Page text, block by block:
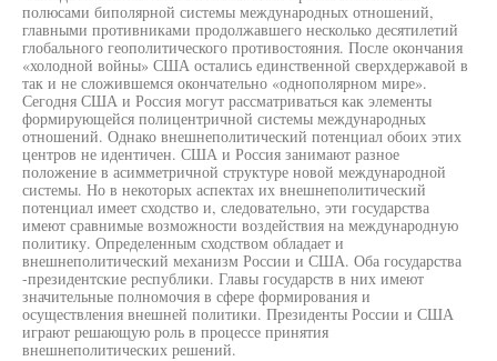
полюсами биполярной системы международных отношений,
главными противниками продолжавшего несколько десятилетий
глобального геополитического противостояния. После окончания
«холодной войны» США остались единственной сверхдержавой в
так и не сложившемся окончательно «однополярном мире».
Сегодня США и Россия могут рассматриваться как элементы
формирующейся полицентричной системы международных
отношений. Однако внешнеполитический потенциал обоих этих
центров не идентичен. США и Россия занимают разное
положение в асимметричной структуре новой международной
системы. Но в некоторых аспектах их внешнеполитический
потенциал имеет сходство и, следовательно, эти государства
имеют сравнимые возможности воздействия на международную
политику. Определенным сходством обладает и
внешнеполитический механизм России и США. Оба государства
-президентские республики. Главы государств в них имеют
значительные полномочия в сфере формирования и
осуществления внешней политики. Президенты России и США
играют решающую роль в процессе принятия
внешнеполитических решений.